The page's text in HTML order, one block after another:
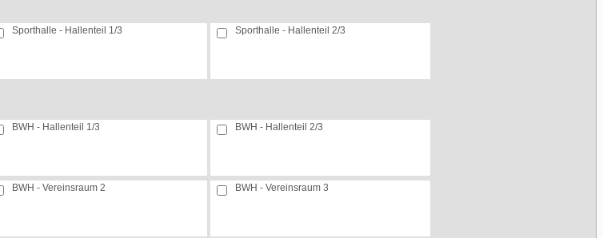
Sporthalle - Hallenteil 1/3 Sporthalle - Hallenteil 2/3
BWH - Hallenteil 1/3 BWH - Hallenteil 2/3
BWH - Vereinsraum 2 BWH - Vereinsraum 3